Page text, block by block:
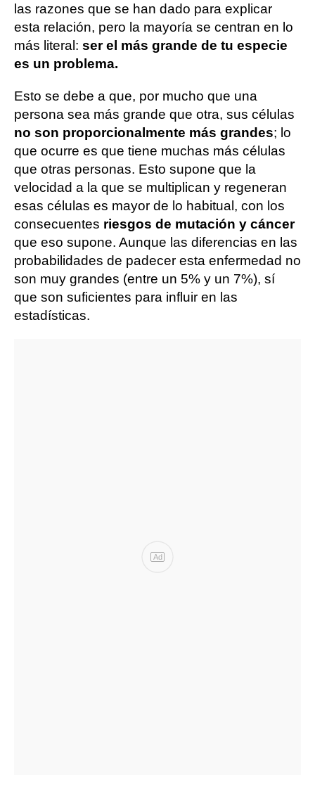
las razones que se han dado para explicar
esta relación, pero la mayoría se centran en lo
más literal: ser el más grande de tu especie
es un problema.
Esto se debe a que, por mucho que una
persona sea más grande que otra, sus células
no son proporcionalmente más grandes; lo
que ocurre es que tiene muchas más células
que otras personas. Esto supone que la
velocidad a la que se multiplican y regeneran
esas células es mayor de lo habitual, con los
consecuentes riesgos de mutación y cáncer
que eso supone. Aunque las diferencias en las
probabilidades de padecer esta enfermedad no
son muy grandes (entre un 5% y un 7%), sí
que son suficientes para influir en las
estadísticas.
Ad